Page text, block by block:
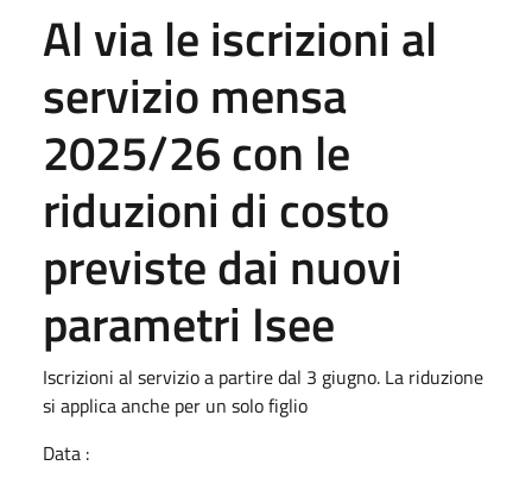
Al via le iscrizioni al
servizio mensa
2025/26 con le
riduzioni di costo
previste dai nuovi
parametri Isee
Iscrizioni al servizio a partire dal 3 giugno. La riduzione
si applica anche per un solo figlio
Data :